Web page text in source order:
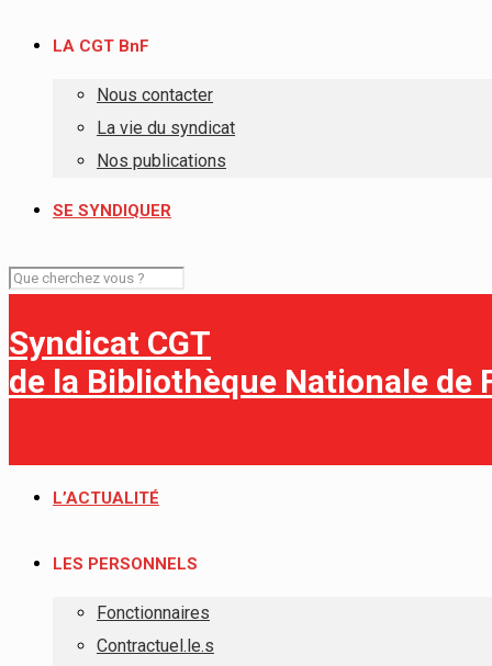
LA CGT BnF
Nous contacter
La vie du syndicat
Nos publications
SE SYNDIQUER
Syndicat CGT
de la Bibliothèque Nationale de
L’ACTUALITÉ
LES PERSONNELS
Fonctionnaires
Contractuel.le.s